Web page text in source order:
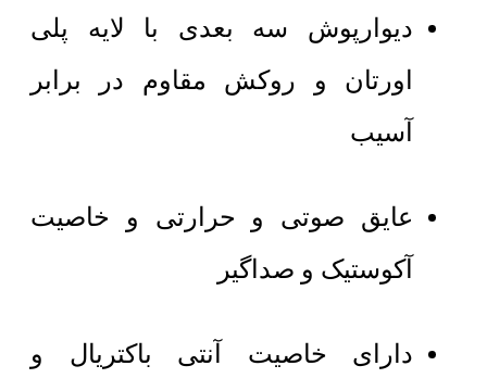
دیوارپوش سه بعدی با لایه پلی
اورتان و روکش مقاوم در برابر
آسیب
عایق صوتی و حرارتی و خاصیت
آکوستیک و صداگیر
دارای خاصیت آنتی باکتریال و